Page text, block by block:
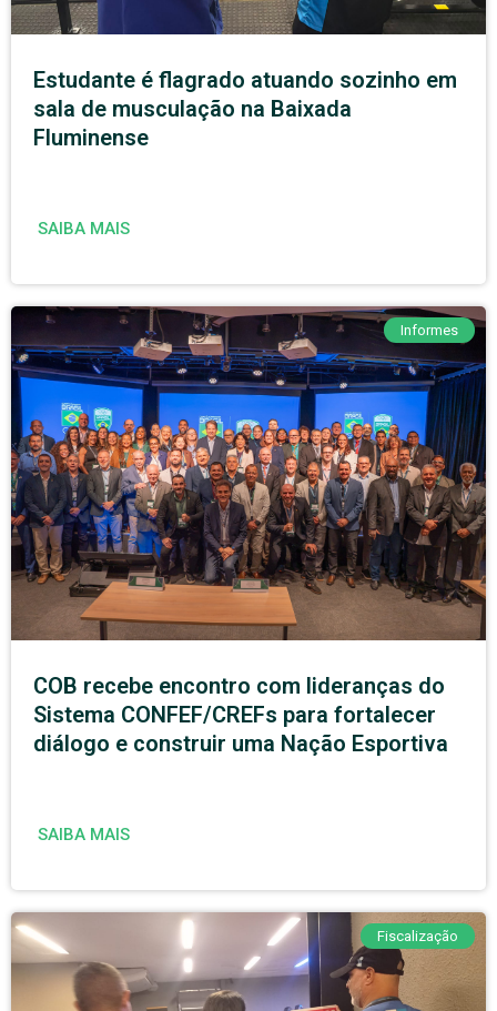
Estudante é flagrado atuando sozinho em
sala de musculação na Baixada
Fluminense
SAIBA MAIS
Informes
COB recebe encontro com lideranças do
Sistema CONFEF/CREFs para fortalecer
diálogo e construir uma Nação Esportiva
SAIBA MAIS
Fiscalização